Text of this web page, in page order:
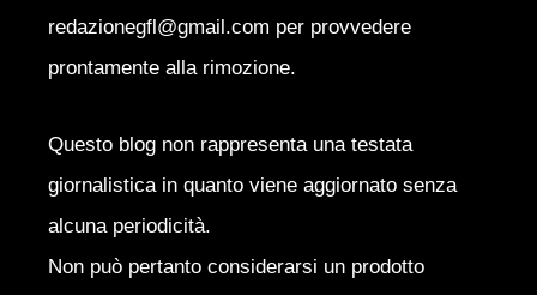
redazionegfl@gmail.com per provvedere
prontamente alla rimozione.
Questo blog non rappresenta una testata
giornalistica in quanto viene aggiornato senza
alcuna periodicità.
Non può pertanto considerarsi un prodotto